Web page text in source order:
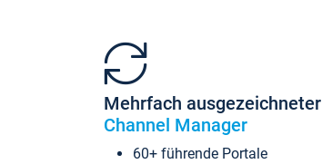
Mehrfach ausgezeichneter
Channel Manager
60+ führende Portale